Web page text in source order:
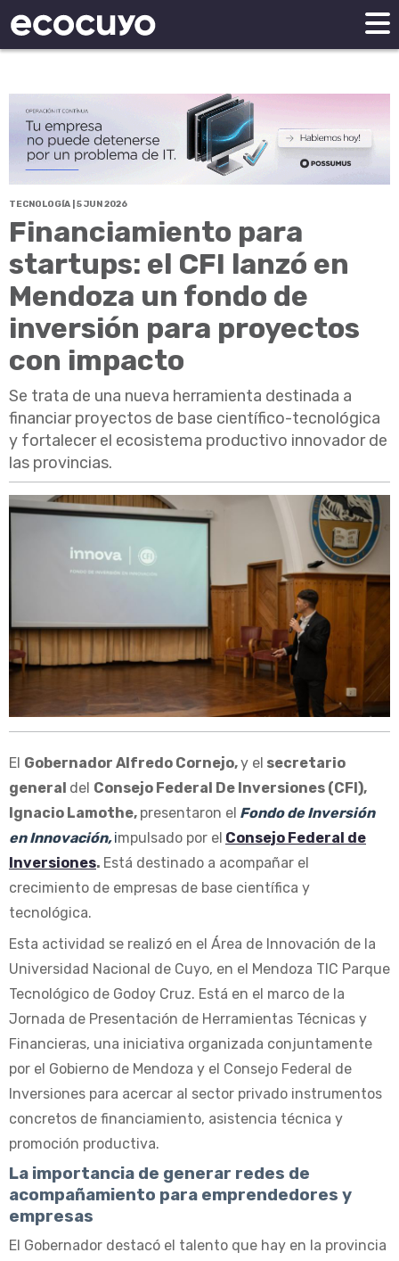
TECNOLOGÍA | 5 JUN 2026
Financiamiento para
startups: el CFI lanzó en
Mendoza un fondo de
inversión para proyectos
con impacto
Se trata de una nueva herramienta destinada a
financiar proyectos de base científico-tecnológica
y fortalecer el ecosistema productivo innovador de
las provincias.
El Gobernador Alfredo Cornejo,y el secretario
general del Consejo Federal De Inversiones (CFI),
Ignacio Lamothe, presentaron el Fondo de Inversión
en Innovación,impulsado por el Consejo Federal de
Inversiones. Está destinado a acompañar el
crecimiento de empresas de base científica y
tecnológica.
Esta actividad se realizó en el Área de Innovación de la
Universidad Nacional de Cuyo, en el Mendoza TIC Parque
Tecnológico de Godoy Cruz. Está en el marco de la
Jornada de Presentación de Herramientas Técnicas y
Financieras, una iniciativa organizada conjuntamente
por el Gobierno de Mendoza y el Consejo Federal de
Inversiones para acercar al sector privado instrumentos
concretos de financiamiento, asistencia técnica y
promoción productiva.
La importancia de generar redes de
acompañamiento para emprendedores y
empresas
El Gobernador destacó el talento que hay en la provincia